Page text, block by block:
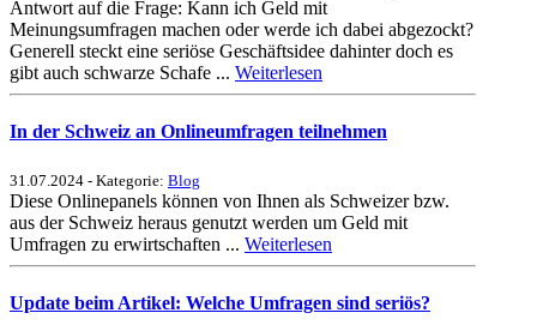
Antwort auf die Frage: Kann ich Geld mit
Meinungsumfragen machen oder werde ich dabei abgezockt?
Generell steckt eine seriöse Geschäftsidee dahinter doch es
gibt auch schwarze Schafe ... Weiterlesen
In der Schweiz an Onlineumfragen teilnehmen
31.07.2024 - Kategorie: Blog
Diese Onlinepanels können von Ihnen als Schweizer bzw.
aus der Schweiz heraus genutzt werden um Geld mit
Umfragen zu erwirtschaften ... Weiterlesen
Update beim Artikel: Welche Umfragen sind seriös?